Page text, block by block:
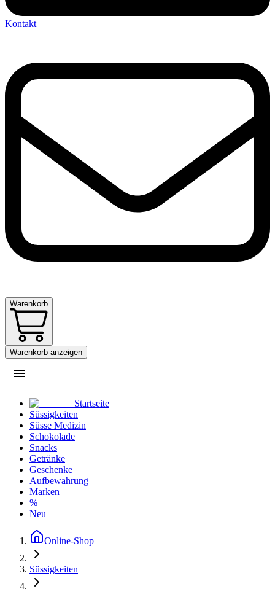
Kontakt
Warenkorb
Warenkorb anzeigen
Startseite
Süssigkeiten
Süsse Medizin
Schokolade
Snacks
Getränke
Geschenke
Aufbewahrung
Marken
%
Neu
Online-Shop
Süssigkeiten